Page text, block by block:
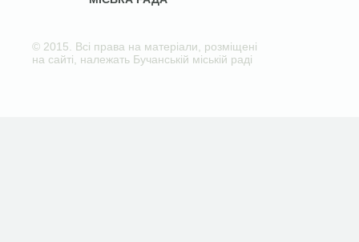
© 2015. Всі права на матеріали, розміщені
на сайті, належать Бучанській міській раді